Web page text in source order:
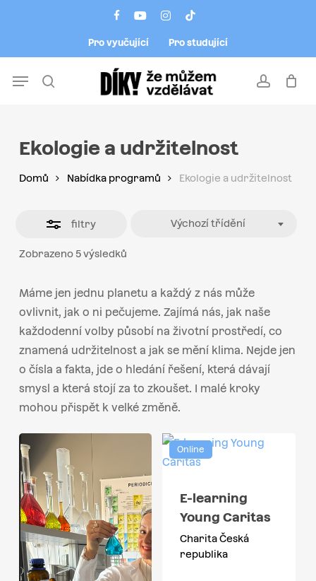
facebookyoutubeinstagram
tiktok
Pro vyučující Pro studující
account
Menu
Ekologie a udržitelnost
Domů Nabídka programů Ekologie a udržitelnost
filtry
Zobrazeno 5 výsledků
Výchozí třídění
Máme jen jednu planetu a každý z nás může
ovlivnit, jak o ni pečujeme. Zajímá nás, jak naše
každodenní volby působí na životní prostředí, co
znamená udržitelnost a jak se mění klima. Nejde jen
o čísla a fakta, jde o hledání řešení, která dávají
smysl a která stojí za to zkoušet. I malé kroky
mohou přispět k velké změně.
Online
E-learning
Young Caritas
Charita Česká
republika